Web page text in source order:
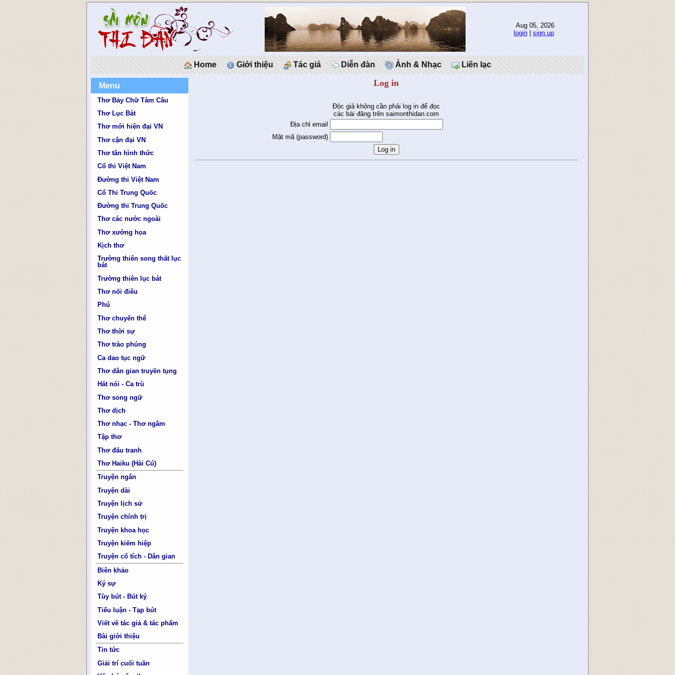
Aug 05, 2026
login
sign up
Home Giới thiệu Tác giả Diễn đàn Ảnh & Nhạc Liên lạc
Menu
Thơ Bảy Chữ Tám Câu
Thơ Lục Bát
Thơ mới hiện đại VN
Thơ cận đại VN
Thơ tân hình thức
Cổ thi Việt Nam
Đường thi Việt Nam
Cổ Thi Trung Quốc
Đường thi Trung Quốc
Thơ các nước ngoài
Thơ xướng họa
Kịch thơ
Trường thiên song thất lục
bát
Trường thiên lục bát
Thơ nối điêu
Phú
Thơ chuyển thể
Thơ thời sự
Thơ trào phúng
Ca dao tục ngữ
Thơ dân gian truyền tụng
Hát nói - Ca trù
Thơ song ngữ
Thơ dịch
Thơ nhạc - Thơ ngâm
Tập thơ
Thơ đấu tranh
Thơ Haiku (Hài Cú)
Truyện ngắn
Truyện dài
Truyện lịch sử
Truyện chính trị
Truyện khoa học
Truyện kiếm hiệp
Truyện cổ tích - Dân gian
Biên khảo
Ký sự
Tùy bút - Bút ký
Tiểu luận - Tạp bút
Viết về tác giả & tác phẩm
Bài giới thiệu
Tin tức
Giải trí cuối tuần
Log in
Độc giả không cần phải log in để đọc
các bài đăng trên saimonthidan.com
Địa chỉ email
Mật mã (password)